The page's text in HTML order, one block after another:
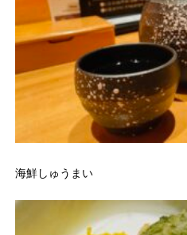
海鮮しゅうまい